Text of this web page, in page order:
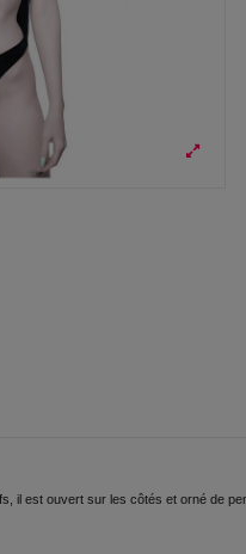
il est ouvert sur les côtés et orné de